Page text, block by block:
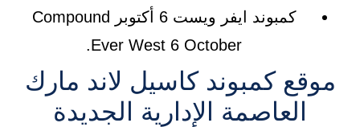
كمبوند ايفر ويست 6 أكتوبر Compound
Ever West 6 October.
موقع كمبوند كاسيل لاند مارك
العاصمة الإدارية الجديدة